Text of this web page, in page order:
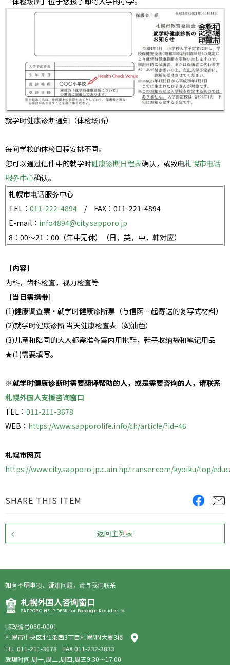
就学时健康诊断通知（体检场所）
每间学校的体检日程安排不同。
您可以通过信件中的就学时健康诊断日程表确认，或致电札幌市电话
服务中心确认。
札幌市电话服务中心
TEL： 011-222-4894 / FAX：011-221-4894
E-mail： info4894@city.sapporo.jp
8：00～21：00（年中无休）（日，英，中，韩对应）
［内容］
内科，齿科检查，视力检查等
［当日需携带］
(1)健康调查票・就学时健康诊断票（与信函一起寄送的复写式材料）
(2)就学时健康诊断 当天健康检查表（奶油色）
(3)儿童和陪同的大人都需准备室内用拖鞋，鞋子收纳袋和笔记用品
★(1)需要填写。
※就学时健康诊断时需要翻译帮助的人，或是需要咨询的人，请联系
札幌外国人支援咨询窗口
TEL： 011-211-3678
WEB： https://www.sapporolife.info/ch/article/?id=46
札幌市网页
https://www.city.sapporo.jp.c.ain.hp.transer.com/kyoiku/top/
SHARE THIS ITEM
返回主列表
如有不明事项、疑难问题，请与我们联系
札幌外国人咨询窗口
SAPPORO HELP DESK for Foreign Residents
邮政编号060-0001
札幌市中央区北1条西3丁目札幌MN大厦3楼
TEL 011-211-3678 FAX 011-232-3833
受理时间 周一,周二,周四,周五9:30～17:00